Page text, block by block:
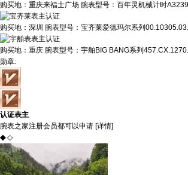
购买地： 重庆来福士广场 腕表型号： 百年灵机械计时
购买地： 深圳 腕表型号： 宝齐莱爱德玛尔系列
购买地： 重庆 腕表型号： 宇舶BIG BANG系列
勋章:
认证表主
腕表之家注册会员都可以申请 [详情]
◆ ◇